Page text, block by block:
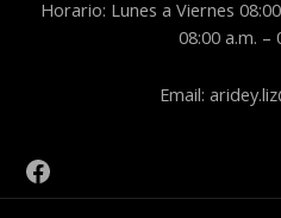
Horario: Lunes a Viernes
08:00 a.m. –
Email: